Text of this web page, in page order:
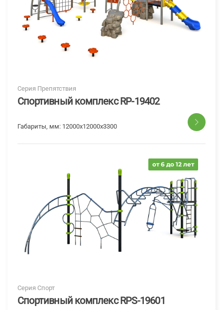
Серия Препятствия
Спортивный комплекс RP-19402
Габариты, мм: 12000х12000х3300
от 6 до 12 лет
Серия Спорт
Спортивный комплекс RPS-19601